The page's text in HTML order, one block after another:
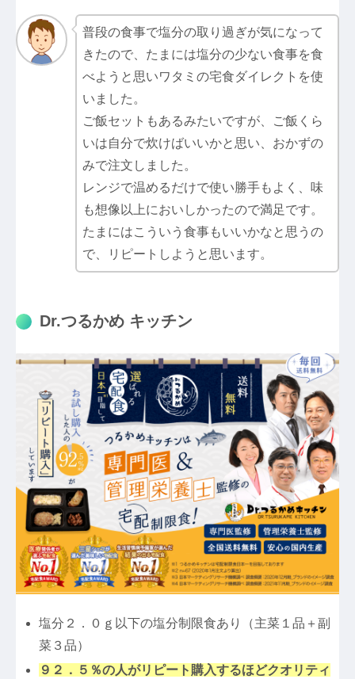
普段の食事で塩分の取り過ぎが気になって
きたので、たまには塩分の少ない食事を食
べようと思いワタミの宅食ダイレクトを使
いました。
ご飯セットもあるみたいですが、ご飯くら
いは自分で炊けばいいかと思い、おかずの
みで注文しました。
レンジで温めるだけで使い勝手もよく、味
も想像以上においしかったので満足です。
たまにはこういう食事もいいかなと思うの
で、リピートしようと思います。
Dr.つるかめ キッチン
塩分２．０ｇ以下の塩分制限食あり（主菜１品＋副
菜３品）
９２．５％の人がリピート購入するほどクオリティ